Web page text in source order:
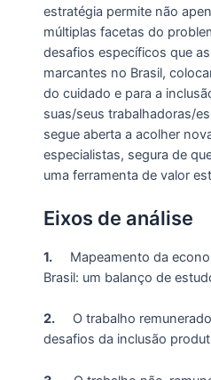
estratégia permite não
múltiplas facetas do
desafios específicos que
marcantes no Brasil,
do cuidado e para a
suas/seus trabalhadoras/
segue aberta a acolher
especialistas, segura de
uma ferramenta de valor
Eixos de análise
1. Mapeamento da
Brasil: um balanço de
2. O trabalho
desafios da inclusão